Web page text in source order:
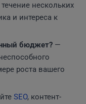
нескольких
и интереса к
бюджет? —
роста вашего
SEO, контент-